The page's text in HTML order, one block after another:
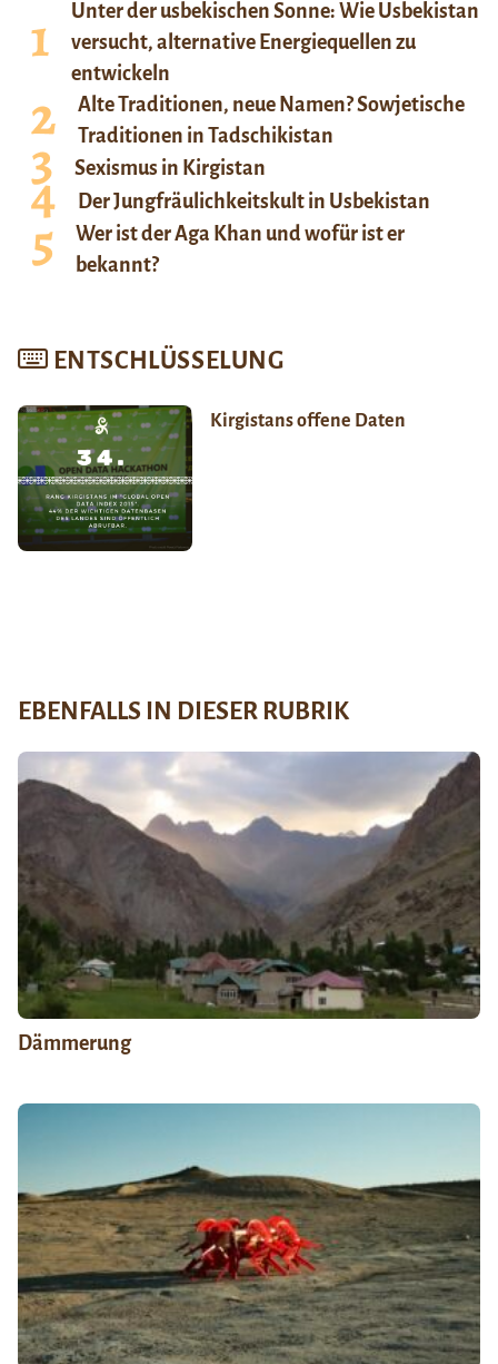
Unter der usbekischen Sonne: Wie Usbekistan
versucht, alternative Energiequellen zu
entwickeln
Alte Traditionen, neue Namen? Sowjetische
Traditionen in Tadschikistan
Sexismus in Kirgistan
Der Jungfräulichkeitskult in Usbekistan
Wer ist der Aga Khan und wofür ist er
bekannt?
ENTSCHLÜSSELUNG
Kirgistans offene Daten
EBENFALLS IN DIESER RUBRIK
Dämmerung